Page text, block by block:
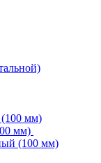
мм)
(100 мм)